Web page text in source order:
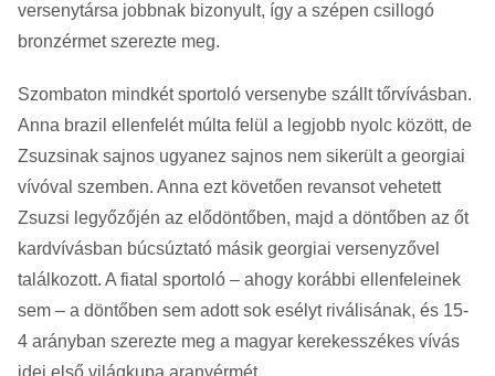
versenytársa jobbnak bizonyult, így a szépen csillogó
bronzérmet szerezte meg.
Szombaton mindkét sportoló versenybe szállt tőrvívásban.
Anna brazil ellenfelét múlta felül a legjobb nyolc között, de
Zsuzsinak sajnos ugyanez sajnos nem sikerült a georgiai
vívóval szemben. Anna ezt követően revansot vehetett
Zsuzsi legyőzőjén az elődöntőben, majd a döntőben az őt
kardvívásban búcsúztató másik georgiai versenyzővel
találkozott. A fiatal sportoló – ahogy korábbi ellenfeleinek
sem – a döntőben sem adott sok esélyt riválisának, és 15-
4 arányban szerezte meg a magyar kerekesszékes vívás